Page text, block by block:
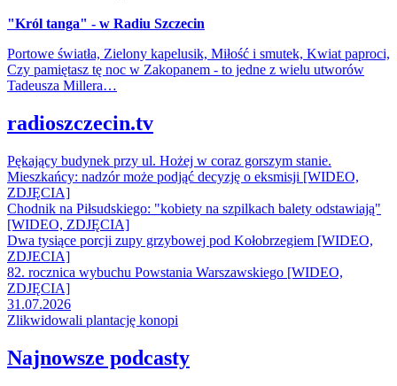
"Król tanga" - w Radiu Szczecin
Portowe światła, Zielony kapelusik, Miłość i smutek, Kwiat paproci,
Czy pamiętasz tę noc w Zakopanem - to jedne z wielu utworów
Tadeusza Millera…
radioszczecin.tv
Pękający budynek przy ul. Hożej w coraz gorszym stanie.
Mieszkańcy: nadzór może podjąć decyzję o eksmisji [WIDEO,
ZDJĘCIA]
Chodnik na Piłsudskiego: "kobiety na szpilkach balety odstawiają"
[WIDEO, ZDJĘCIA]
Dwa tysiące porcji zupy grzybowej pod Kołobrzegiem [WIDEO,
ZDJECIA]
82. rocznica wybuchu Powstania Warszawskiego [WIDEO,
ZDJĘCIA]
31.07.2026
Zlikwidowali plantację konopi
Najnowsze podcasty